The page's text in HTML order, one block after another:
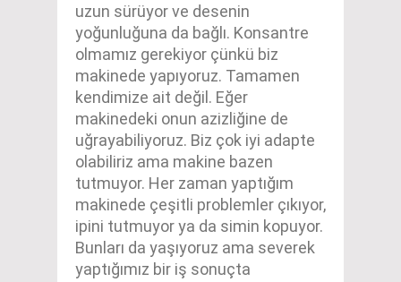
uzun sürüyor ve desenin
yoğunluğuna da bağlı. Konsantre
olmamız gerekiyor çünkü biz
makinede yapıyoruz. Tamamen
kendimize ait değil. Eğer
makinedeki onun azizliğine de
uğrayabiliyoruz. Biz çok iyi adapte
olabiliriz ama makine bazen
tutmuyor. Her zaman yaptığım
makinede çeşitli problemler çıkıyor,
ipini tutmuyor ya da simin kopuyor.
Bunları da yaşıyoruz ama severek
yaptığımız bir iş sonuçta